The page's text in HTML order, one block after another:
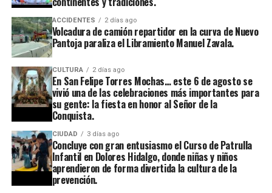
ACCIDENTES 2 días ago
Volcadura de camión repartidor en la curva de Nuevo
Pantoja paraliza el Libramiento Manuel Zavala.
CULTURA 2 días ago
En San Felipe Torres Mochas… este 6 de agosto se
vivió una de las celebraciones más importantes para
su gente: la fiesta en honor al Señor de la
Conquista.
CIUDAD 3 días ago
Concluye con gran entusiasmo el Curso de Patrulla
Infantil en Dolores Hidalgo, donde niñas y niños
aprendieron de forma divertida la cultura de la
prevención.